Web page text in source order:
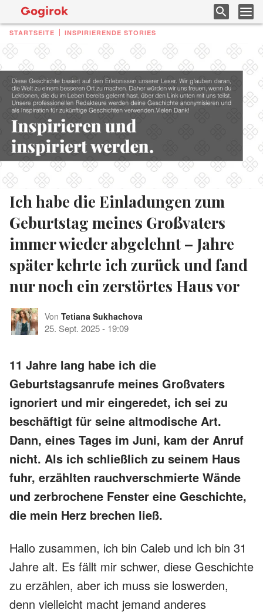
STARTSEITE INSPIRIERENDE STORIES
Ich habe die Einladungen zum
Geburtstag meines Großvaters
immer wieder abgelehnt – Jahre
später kehrte ich zurück und fand
nur noch ein zerstörtes Haus vor
Von Tetiana Sukhachova
25. Sept. 2025- 19:09
11 Jahre lang habe ich die
Geburtstagsanrufe meines Großvaters
ignoriert und mir eingeredet, ich sei zu
beschäftigt für seine altmodische Art.
Dann, eines Tages im Juni, kam der Anruf
nicht. Als ich schließlich zu seinem Haus
fuhr, erzählten rauchverschmierte Wände
und zerbrochene Fenster eine Geschichte,
die mein Herz brechen ließ.
Hallo zusammen, ich bin Caleb und ich bin 31
Jahre alt. Es fällt mir schwer, diese Geschichte
zu erzählen, aber ich muss sie loswerden,
denn vielleicht macht jemand anderes